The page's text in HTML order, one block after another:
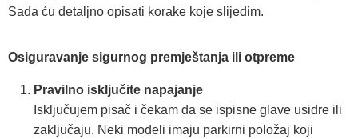
Sada ću detaljno opisati korake koje slijedim.
Osiguravanje sigurnog premještanja ili otpreme
Pravilno isključite napajanje
Isključujem pisač i čekam da se ispisne glave usidre ili
zaključaju. Neki modeli imaju parkirni položaj koji